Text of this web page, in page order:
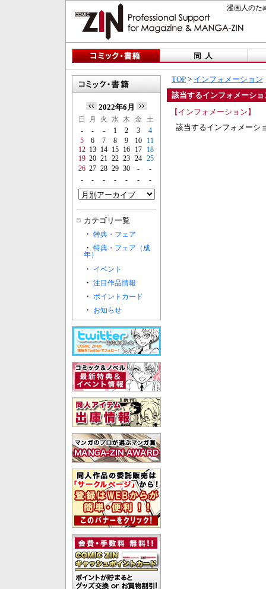
漫画人のた
2022年6月
日 月 火 水 木 金
土
-
- - 1 2 3
4
5
6 7 8 9 10
11
12 13 14 15 16 17
18
19 20 21 22 23 24
25
26 27 28 29 30 -
-
-
- - - - - -
カテゴリ一覧
・ 特典・フェア
・ 特典・フェア（成
年）
・
イベント
・ 注目作品情報
・ ポイントカード
・ お知らせ
TOP > インフォメーション
該当するインフォメーシ
【インフォメーション】
該当するインフォメーシ